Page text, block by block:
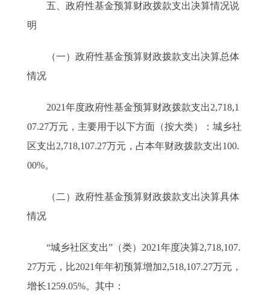
五、政府性基金预算财政拨款支出决算情况说
明
（一）政府性基金预算财政拨款支出决算总体
情况
2021年度政府性基金预算财政拨款支出2,718,1
07.27万元，主要用于以下方面（按大类）：城乡社
区支出2,718,107.27万元，占本年财政拨款支出100.
00%。
（二）政府性基金预算财政拨款支出决算具体
情况
“城乡社区支出”（类）2021年度决算2,718,107.
27万元，比2021年年初预算增加2,518,107.27万元，
增长1259.05%。其中：